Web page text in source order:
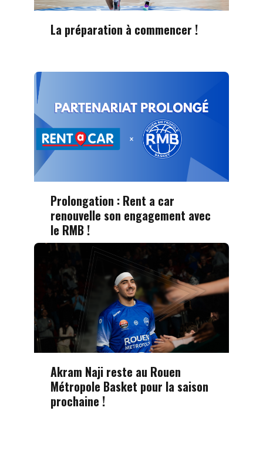
La préparation à commencer !
Prolongation : Rent a car
renouvelle son engagement avec
le RMB !
Akram Naji reste au Rouen
Métropole Basket pour la saison
prochaine !